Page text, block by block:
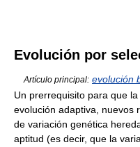
Evolución por
Artículo principal: evolución
Un prerrequisito para que
evolución adaptiva, nuevos
de variación genética
aptitud (es decir, que la